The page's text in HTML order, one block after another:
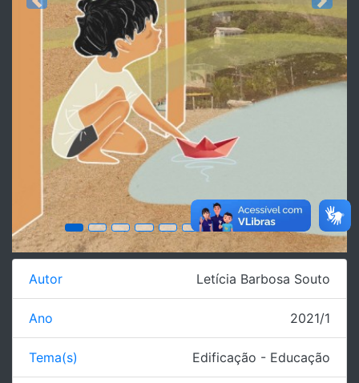
Previous Next
Autor Letícia Barbosa Souto
Ano 2021/1
Tema(s) Edificação - Educação